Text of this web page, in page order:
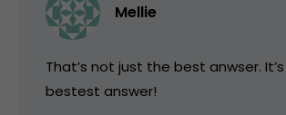
Mellie
That’s not just the best anwser.
bestest answer!